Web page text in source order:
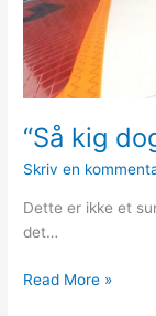
“Så kig
Skriv en
Dette er ikke et
det…
“Så
Read More »